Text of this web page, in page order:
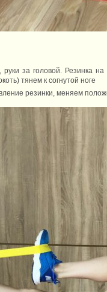
за головой. Резинка на
тянем к согнутой ноге
резинки, меняем